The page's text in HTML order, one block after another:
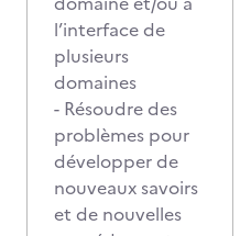
l’interface de
plusieurs
domaines
- Résoudre des
problèmes pour
développer de
nouveaux savoirs
et de nouvelles